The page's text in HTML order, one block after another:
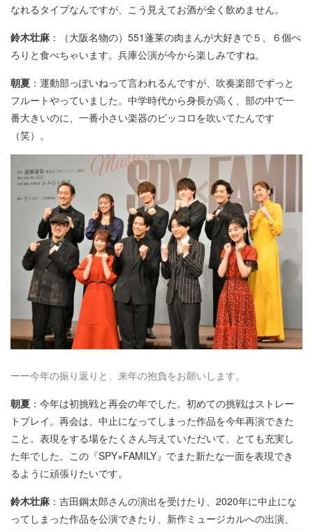
なれるタイプなんですが、こう見えてお酒が全く飲めません。
鈴木壮麻 ：（大阪名物の）551蓬莱の肉まんが大好きで５、６個ぺ
ろりと食べちゃいます。兵庫公演が今から楽しみですね。
朝夏 ：運動部っぽいねって言われるんですが、吹奏楽部でずっと
フルートやっていました。中学時代から身長が高く、部の中で一
番大きいのに、一番小さい楽器のピッコロを吹いてたんです
（笑）。
ーー今年の振り返りと、来年の抱負をお願いします。
朝夏 ：今年は初挑戦と再会の年でした。初めての挑戦はストレー
トプレイ。再会は、中止になってしまった作品を今年再演できた
こと。表現をする場をたくさん与えていただいて、とても充実し
た年でした。この『SPY×FAMILY』でまた新たな一面を表現でき
るように頑張りたいです。
鈴木壮麻 ：吉田鋼太郎さんの演出を受けたり、2020年に中止にな
ってしまった作品を公演できたり、新作ミュージカルへの出演、